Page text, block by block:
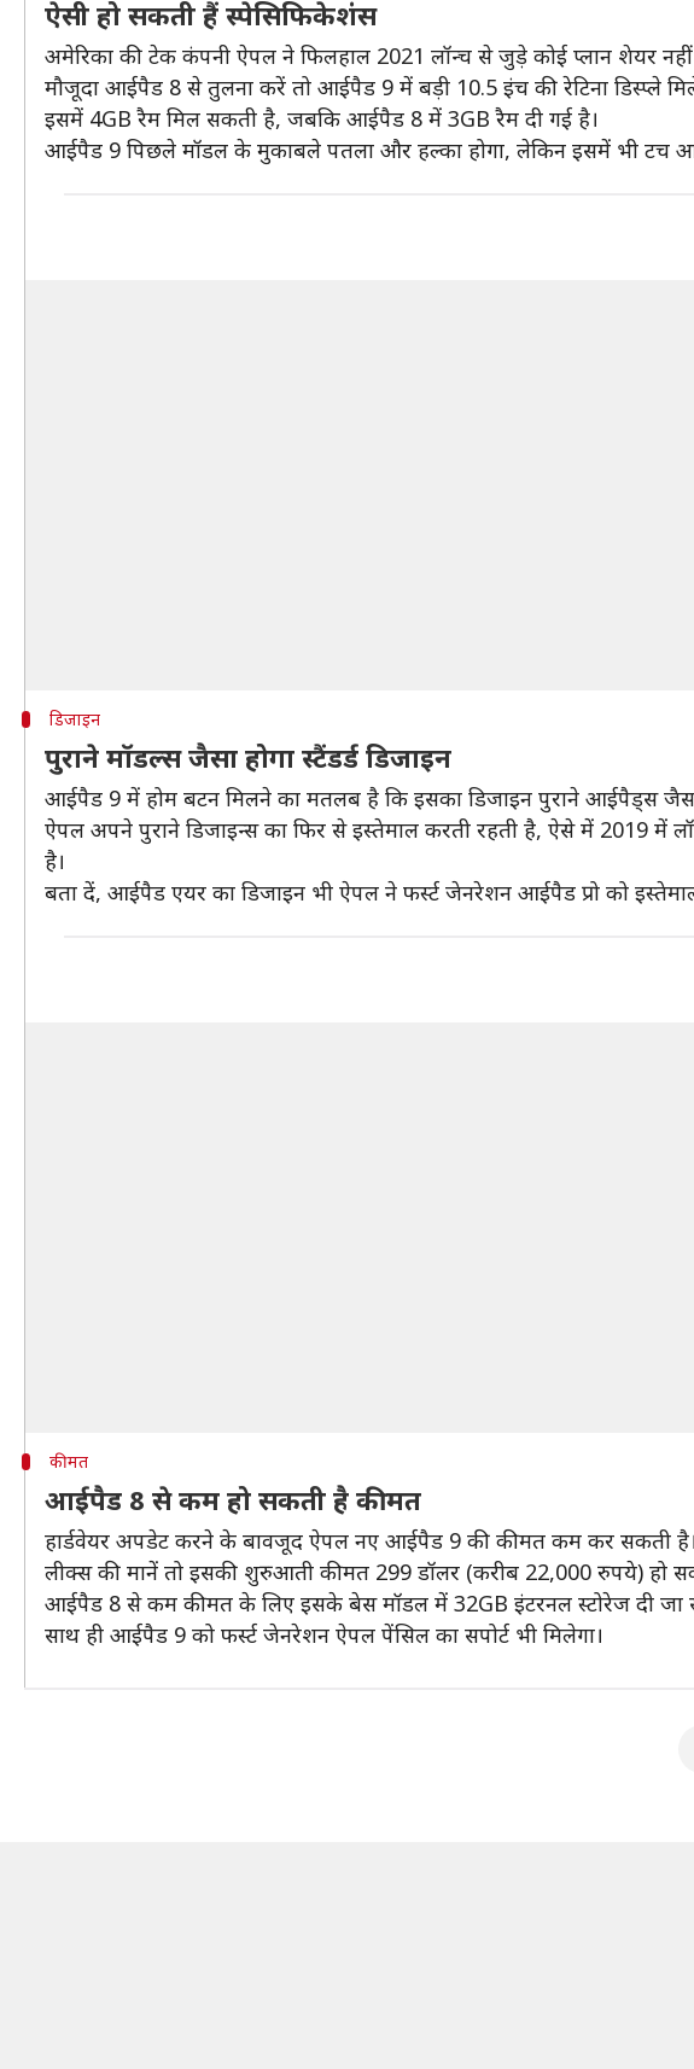
ऐसी हो सकती हैं स्पेसिफिकेशंस
अमेरिका की टेक कंपनी ऐपल ने फिलहाल 2021 लॉन्च से जुड़े कोई प्लान शेयर
मौजूदा आईपैड 8 से तुलना करें तो आईपैड 9 में बड़ी 10.5 इंच की रेटिना डिस्प्ले
इसमें 4GB रैम मिल सकती है, जबकि आईपैड 8 में 3GB रैम दी गई है।
आईपैड 9 पिछले मॉडल के मुकाबले पतला और हल्का होगा, लेकिन इसमें भी टच
डिजाइन
पुराने मॉडल्स जैसा होगा स्टैंडर्ड डिजाइन
आईपैड 9 में होम बटन मिलने का मतलब है कि इसका डिजाइन पुराने आईपैड्स
ऐपल अपने पुराने डिजाइन्स का फिर से इस्तेमाल करती रहती है, ऐसे में 2019
है।
बता दें, आईपैड एयर का डिजाइन भी ऐपल ने फर्स्ट जेनरेशन आईपैड प्रो को
कीमत
आईपैड 8 से कम हो सकती है कीमत
हार्डवेयर अपडेट करने के बावजूद ऐपल नए आईपैड 9 की कीमत कम कर सकती है।
लीक्स की मानें तो इसकी शुरुआती कीमत 299 डॉलर (करीब 22,000 रुपये) हो
आईपैड 8 से कम कीमत के लिए इसके बेस मॉडल में 32GB इंटरनल स्टोरेज दी जा
साथ ही आईपैड 9 को फर्स्ट जेनरेशन ऐपल पेंसिल का सपोर्ट भी मिलेगा।